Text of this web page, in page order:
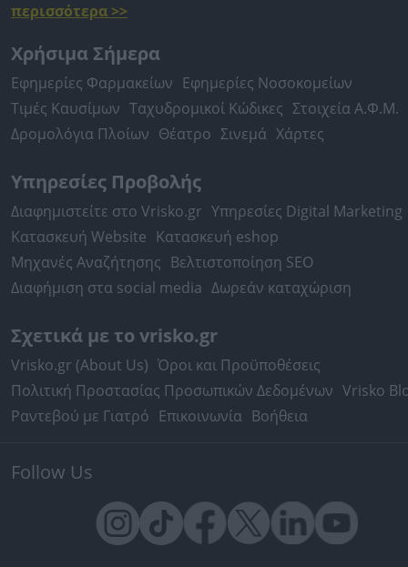
περισσότερα >>
Χρήσιμα Σήμερα
Εφημερίες Φαρμακείων Εφημερίες Νοσοκομείων
Τιμές Καυσίμων Ταχυδρομικοί Κώδικες Στοιχεία Α.Φ.Μ.
Δρομολόγια Πλοίων Θέατρο Σινεμά Χάρτες
Υπηρεσίες Προβολής
Διαφημιστείτε στο Vrisko.gr Υπηρεσίες Digital Marketing
Κατασκευή Website Κατασκευή eshop
Μηχανές Αναζήτησης Βελτιστοποίηση SEO
Διαφήμιση στα social media Δωρεάν καταχώριση
Σχετικά με το vrisko.gr
Vrisko.gr (About Us) Όροι και Προϋποθέσεις
Πολιτική Προστασίας Προσωπικών Δεδομένων Vrisko
Ραντεβού με Γιατρό Επικοινωνία Βοήθεια
Follow Us